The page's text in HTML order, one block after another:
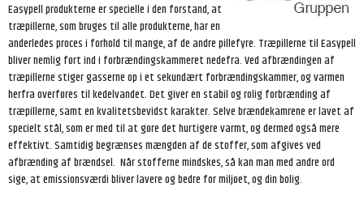
Easypell produkterne er specielle i den forstand, at
træpillerne, som bruges til alle produkterne, har en
anderledes proces i forhold til mange, af de andre pillefyre. Træpillerne til Easypell
bliver nemlig ført ind i forbrændingskammeret nedefra. Ved afbrændingen af
træpillerne stiger gasserne op i et sekundært forbrændingskammer, og varmen
herfra overføres til kedelvandet. Det giver en stabil og rolig forbrænding af
træpillerne, samt en kvalitetsbevidst karakter. Selve brændekamrene er lavet af
specielt stål, som er med til at gøre det hurtigere varmt, og dermed også mere
effektivt. Samtidig begrænses mængden af de stoffer, som afgives ved
afbrænding af brændsel. Når stofferne mindskes, så kan man med andre ord
sige, at emissionsværdi bliver lavere og bedre for miljøet, og din bolig.